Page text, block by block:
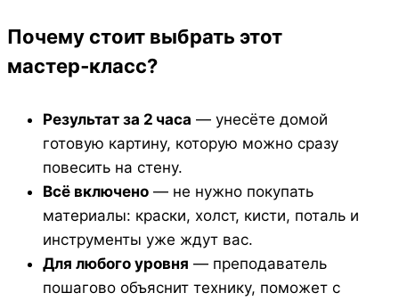
Почему стоит выбрать этот
мастер‑класс?
Результат за 2 часа — унесёте домой
готовую картину, которую можно сразу
повесить на стену.
Всё включено — не нужно покупать
материалы: краски, холст, кисти, поталь и
инструменты уже ждут вас.
Для любого уровня — преподаватель
пошагово объяснит технику, поможет с